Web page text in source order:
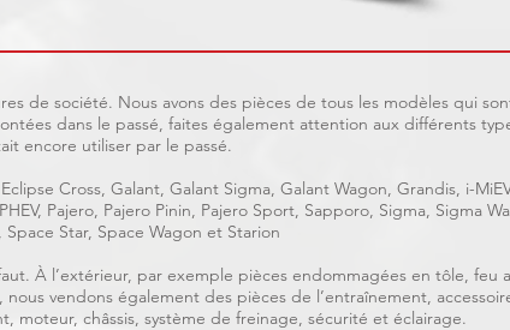
de société. Nous avons des pièces de tous les modèles qui
dans le passé, faites également attention aux différents
encore utiliser par le passé.
Cross, Galant, Galant Sigma, Galant Wagon, Grandis, i-
Pajero, Pajero Pinin, Pajero Sport, Sapporo, Sigma, Sigma
Star, Space Wagon et Starion
À l’extérieur, par exemple pièces endommagées en tôle, feu
vendons également des pièces de l’entraînement,
moteur, châssis, système de freinage, sécurité et éclairage.